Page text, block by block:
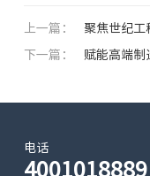
上一篇： 聚焦世纪工
(右线)通航
下一篇： 赋能高端制
电话
4001018889